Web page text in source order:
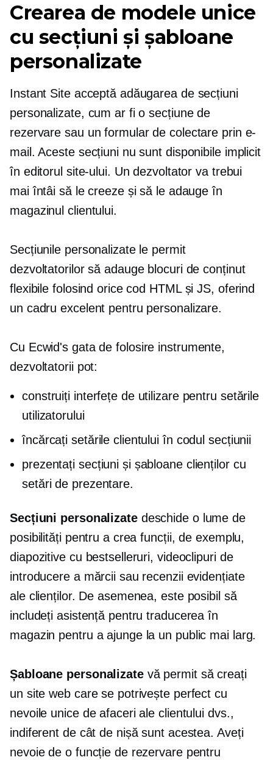
Crearea de modele unice
cu secțiuni și șabloane
personalizate
Instant Site acceptă adăugarea de secțiuni
personalizate, cum ar fi o secțiune de
rezervare sau un formular de colectare prin e-
mail. Aceste secțiuni nu sunt disponibile implicit
în editorul site-ului. Un dezvoltator va trebui
mai întâi să le creeze și să le adauge în
magazinul clientului.
Secțiunile personalizate le permit
dezvoltatorilor să adauge blocuri de conținut
flexibile folosind orice cod HTML și JS, oferind
un cadru excelent pentru personalizare.
Cu Ecwid's gata de folosire instrumente,
dezvoltatorii pot:
construiți interfețe de utilizare pentru setările
utilizatorului
încărcați setările clientului în codul secțiunii
prezentați secțiuni și șabloane clienților cu
setări de prezentare.
Secțiuni personalizatedeschide o lume de
posibilități pentru a crea funcții, de exemplu,
diapozitive cu bestselleruri, videoclipuri de
introducere a mărcii sau recenzii evidențiate
ale clienților. De asemenea, este posibil să
includeți asistență pentru traducerea în
magazin pentru a ajunge la un public mai larg.
Șabloane personalizatevă permit să creați
un site web care se potrivește perfect cu
nevoile unice de afaceri ale clientului dvs.,
indiferent de cât de nișă sunt acestea. Aveți
nevoie de o funcție de rezervare pentru